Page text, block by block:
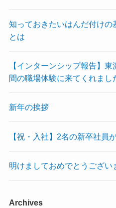
知っておきたいはんだ付け
とは
【インターンシップ報告】
間の職場体験に来てくれまし
新年の挨拶
【祝・入社】2名の新卒社員
明けましておめでとうござい
Archives